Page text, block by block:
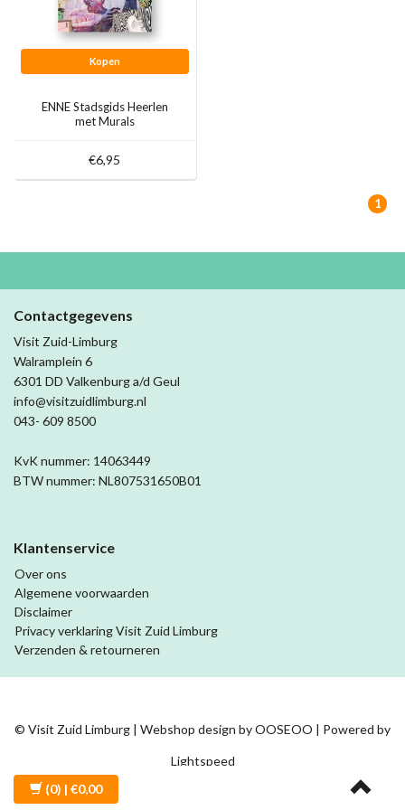
Kopen
ENNE Stadsgids Heerlen
met Murals
€6,95
1
Contactgegevens
Visit Zuid-Limburg
Walramplein 6
6301 DD Valkenburg a/d Geul
info@visitzuidlimburg.nl
043- 609 8500
KvK nummer: 14063449
BTW nummer: NL807531650B01
Klantenservice
Over ons
Algemene voorwaarden
Disclaimer
Privacy verklaring Visit Zuid Limburg
Verzenden & retourneren
© Visit Zuid Limburg | Webshop design byOOSEOO | Powered by
Lightspeed
(0) | €0,00